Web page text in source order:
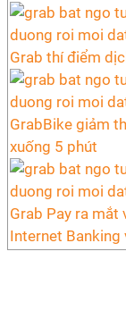
Grab thí điểm
GrabBike giảm
xuống 5 phút
Grab Pay ra
Internet Banking